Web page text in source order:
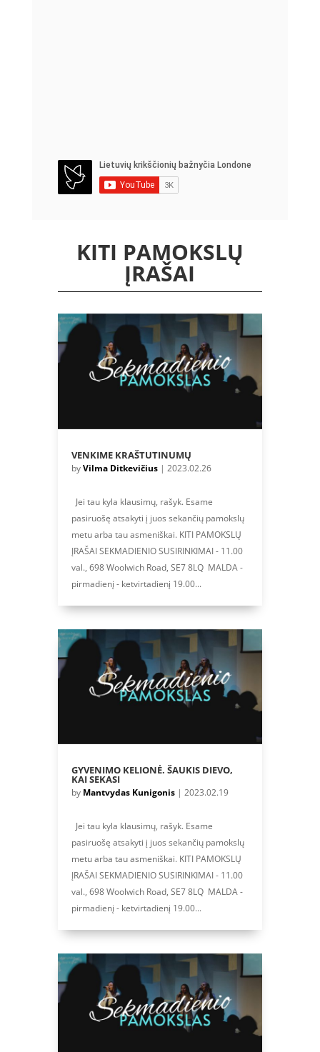
KITI PAMOKSLŲ
ĮRAŠAI
VENKIME KRAŠTUTINUMŲ
byVilma Ditkevičius| 2023.02.26
Jei tau kyla klausimų, rašyk. Esame
pasiruošę atsakyti į juos sekančių pamokslų
metu arba tau asmeniškai. KITI PAMOKSLŲ
ĮRAŠAI SEKMADIENIO SUSIRINKIMAI - 11.00
val., 698 Woolwich Road, SE7 8LQ MALDA -
pirmadienį - ketvirtadienį 19.00...
GYVENIMO KELIONĖ. ŠAUKIS DIEVO,
KAI SEKASI
by Mantvydas Kunigonis| 2023.02.19
Jei tau kyla klausimų, rašyk. Esame
pasiruošę atsakyti į juos sekančių pamokslų
metu arba tau asmeniškai. KITI PAMOKSLŲ
ĮRAŠAI SEKMADIENIO SUSIRINKIMAI - 11.00
val., 698 Woolwich Road, SE7 8LQ MALDA -
pirmadienį - ketvirtadienį 19.00...